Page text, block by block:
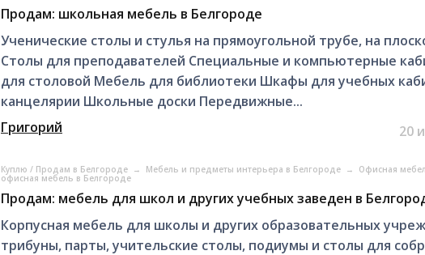
Продам: школьная мебель в Белгороде
Ученические столы и стулья на прямоугольной трубе, на
Столы для преподавателей Специальные и компьютерные
для столовой Мебель для библиотеки Шкафы для учебных
канцелярии Школьные доски Передвижные...
Григорий
20
Куплю / Продам в Белгороде → Мебель и предметы интерьера в Белгороде → Офисная
офисная мебель в Белгороде
Продам: мебель для школ и других учебных заведен в
Корпусная мебель для школы и других образовательных
трибуны, парты, учительские столы, подиумы и столы для